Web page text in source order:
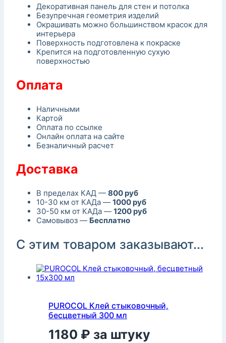
Декоративная панель для стен и потолка
Безупречная геометрия изделий
Окрашивать можно большинством красок для
интерьера
Поверхность подготовлена к покраске
Крепится на подготовленную сухую
поверхностью
Оплата
Наличными
Картой
Оплата по ссылке
Онлайн оплата на сайте
Безналичный расчет
Доставка
В пределах КАД — 800 руб
10-30 км от КАДа — 1000 руб
30-50 км от КАДа — 1200 руб
Самовывоз — Бесплатно
С этим товаром заказывают...
PUROCOL Клей стыковочный,
бесцветный 300 мл
1180 ₽ за штуку